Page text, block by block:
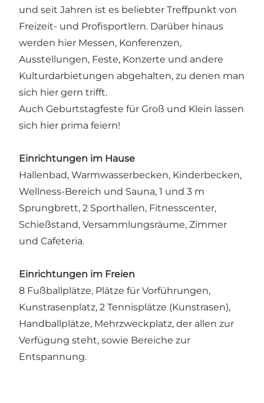
und seit Jahren ist es beliebter Treffpunkt von
Freizeit- und Profisportlern. Darüber hinaus
werden hier Messen, Konferenzen,
Ausstellungen, Feste, Konzerte und andere
Kulturdarbietungen abgehalten, zu denen man
sich hier gern trifft.
Auch Geburtstagfeste für Groß und Klein lassen
sich hier prima feiern!
Einrichtungen im Hause
Hallenbad, Warmwasserbecken, Kinderbecken,
Wellness-Bereich und Sauna, 1 und 3 m
Sprungbrett, 2 Sporthallen, Fitnesscenter,
Schießstand, Versammlungsräume, Zimmer
und Cafeteria.
Einrichtungen im Freien
8 Fußballplätze, Plätze für Vorführungen,
Kunstrasenplatz, 2 Tennisplätze (Kunstrasen),
Handballplätze, Mehrzweckplatz, der allen zur
Verfügung steht, sowie Bereiche zur
Entspannung.